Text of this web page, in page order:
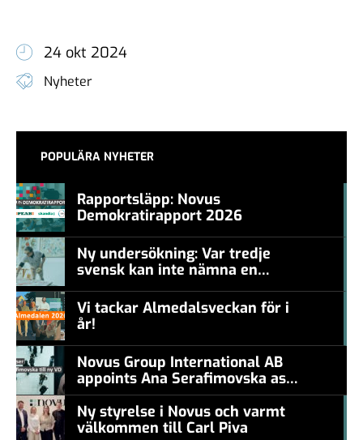
24 okt 2024
Nyheter
POPULÄRA NYHETER
Rapportsläpp: Novus
Demokratirapport 2026
Ny undersökning: Var tredje
svensk kan inte nämna en
levande konstnär
Vi tackar Almedalsveckan för i
år!
Novus Group International AB
appoints Ana Serafimovska as
new CEO
Ny styrelse i Novus och varmt
välkommen till Carl Piva